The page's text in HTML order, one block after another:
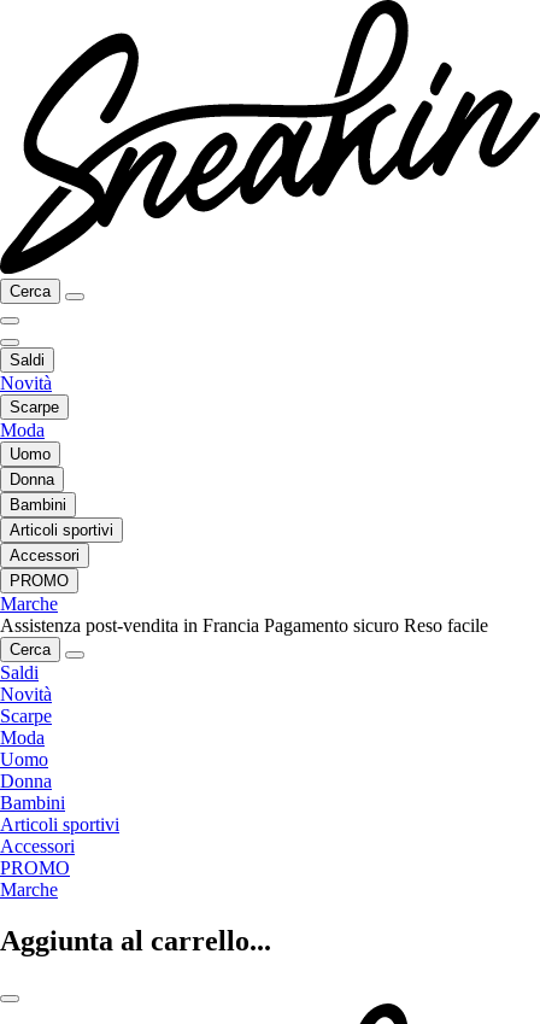
Cerca
Saldi
Novità
Scarpe
Moda
Uomo
Donna
Bambini
Articoli sportivi
Accessori
PROMO
Marche
Assistenza post-vendita in Francia Pagamento sicuro Reso facile
Cerca
Saldi
Novità
Scarpe
Moda
Uomo
Donna
Bambini
Articoli sportivi
Accessori
PROMO
Marche
Aggiunta al carrello...